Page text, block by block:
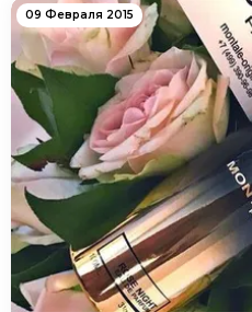
09 Февраля 2015